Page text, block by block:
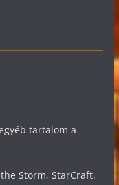
tartalom a
Storm, StarCraft,